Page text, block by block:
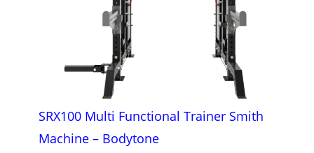
SRX100 Multi Functional Trainer Smith
Machine – Bodytone